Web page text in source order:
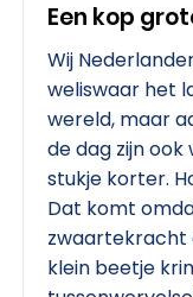
Een kop
Wij
weliswaar het
wereld, maar
de dag zijn ook
stukje korter.
Dat komt
zwaartekracht
klein beetje